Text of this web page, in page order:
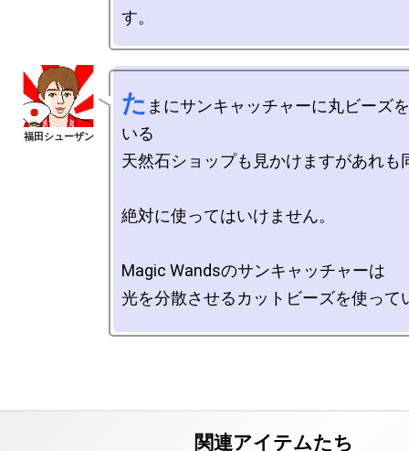
た まにサンキャッチャーに丸ビーズ
いる
天然石ショップも見かけますがあれも
絶対に使ってはいけません。
Magic Wandsのサンキャッチャーは
光を分散させるカットビーズを使って